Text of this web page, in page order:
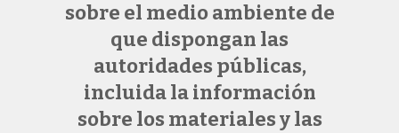
sobre el medio ambiente de
que dispongan las
autoridades públicas,
incluida la información
sobre los materiales y las